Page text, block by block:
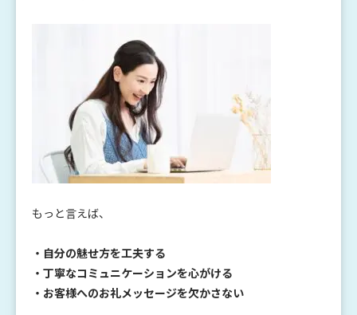
もっと言えば、
・自分の魅せ方を工夫する
・丁寧なコミュニケーションを心がける
・お客様へのお礼メッセージを欠かさない